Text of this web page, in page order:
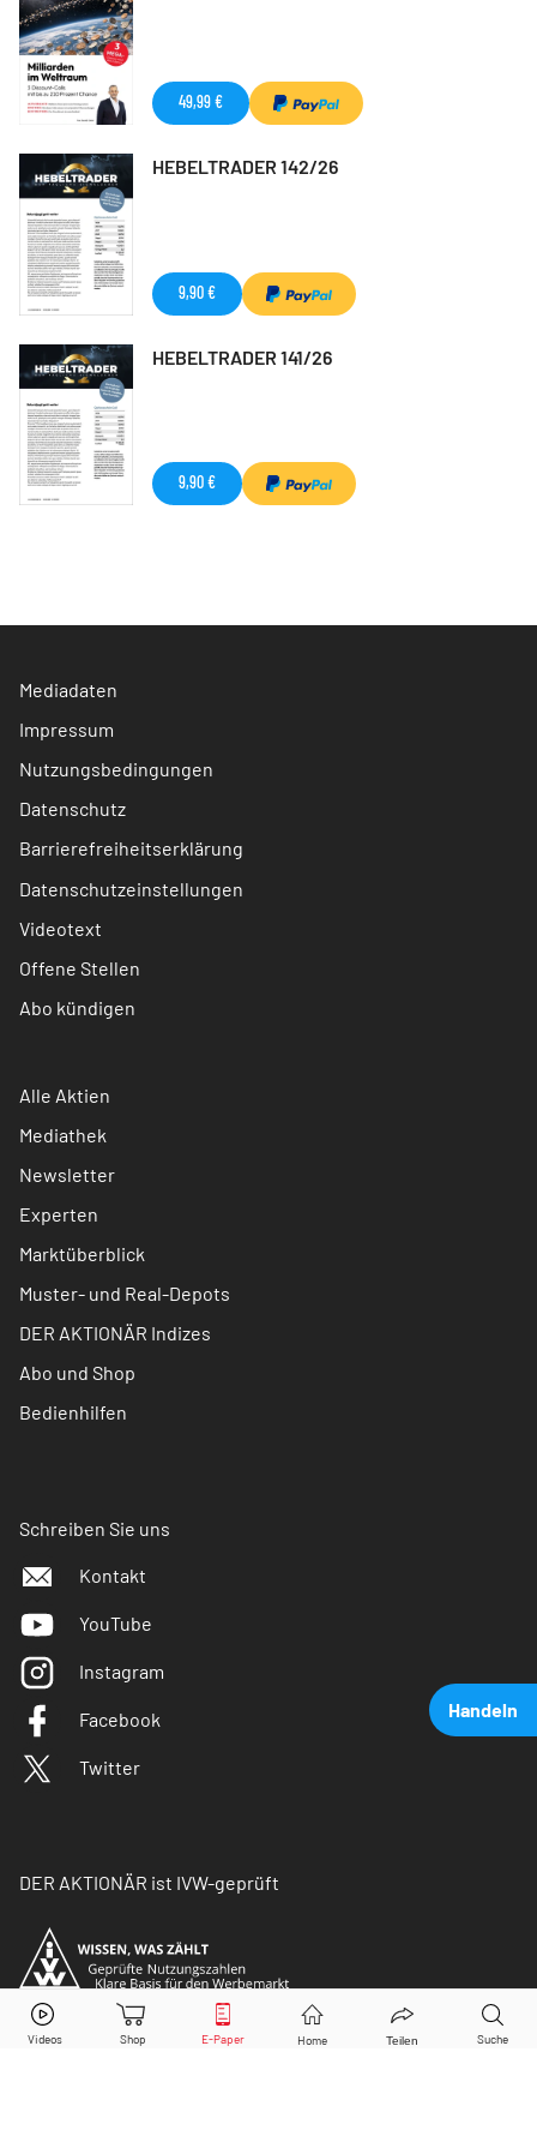
Handeln
Nvidia Aktie jetzt handeln?
49,99 €
HEBELTRADER 142/26
9,90 €
HEBELTRADER 141/26
9,90 €
Mediadaten
Impressum
Nutzungsbedingungen
Datenschutz
Barrierefreiheitserklärung
Datenschutzeinstellungen
Videotext
Offene Stellen
Abo kündigen
Alle Aktien
Mediathek
Newsletter
Experten
Marktüberblick
Muster- und Real-Depots
DER AKTIONÄR Indizes
Abo und Shop
Bedienhilfen
Schreiben Sie uns
Kontakt
YouTube
Instagram
Facebook
Twitter
DER AKTIONÄR ist IVW-geprüft